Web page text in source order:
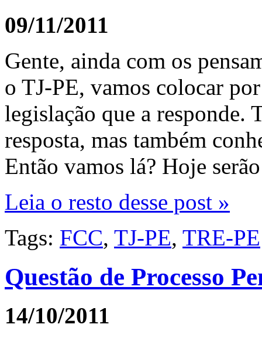
09/11/2011
Gente, ainda com os
o TJ-PE, vamos colocar
legislação que a responde.
resposta, mas também
Então vamos lá? Hoje
Leia o resto desse post »
Tags: FCC, TJ-PE, TRE-PE
Questão de Processo
14/10/2011